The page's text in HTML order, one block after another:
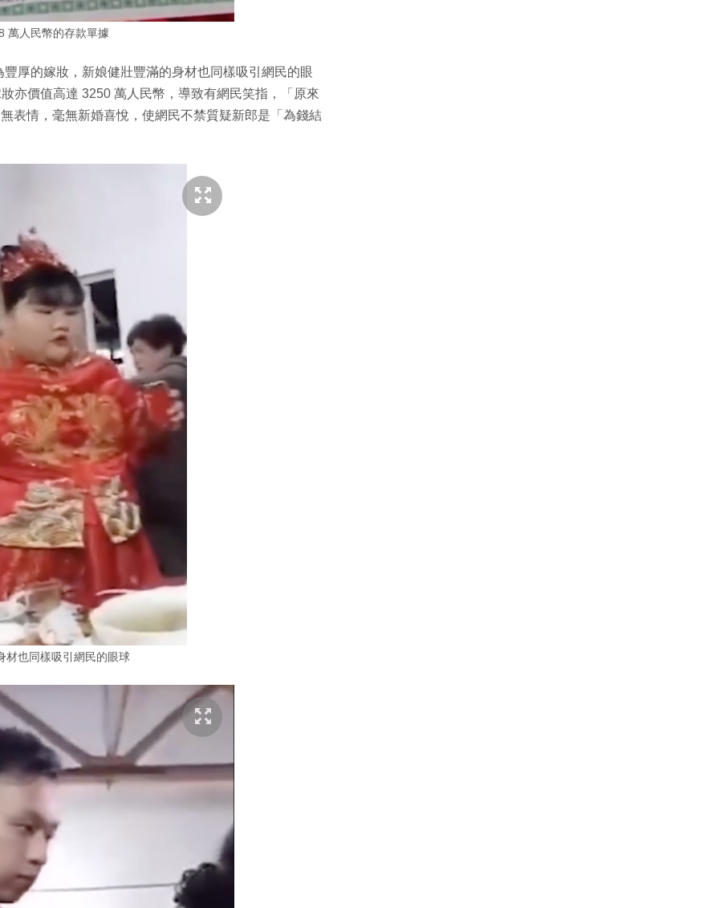
萬人民幣的存款單據
厚的嫁妝，新娘健壯豐滿的身材也同樣吸引網民的眼
亦價值高達 3250 萬人民幣，導致有網民笑指，「原來
表情，毫無新婚喜悅，使網民不禁質疑新郎是「為錢結
材也同樣吸引網民的眼球